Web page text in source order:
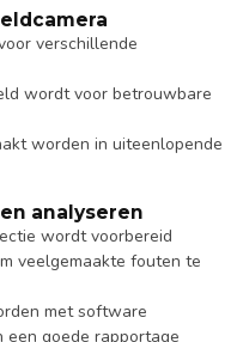
verschillende
wordt voor betrouwbare
worden in uiteenlopende
analyseren
wordt voorbereid
veelgemaakte fouten te
met software
goede rapportage